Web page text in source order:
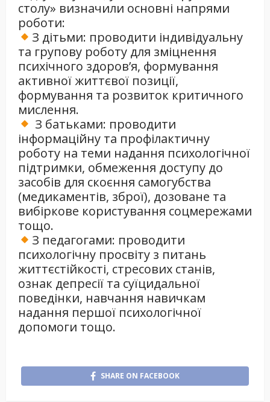
столу» визначили основні напрями
роботи:
З дітьми: проводити індивідуальну
та групову роботу для зміцнення
психічного здоров’я, формування
активної життєвої позиції,
формування та розвиток критичного
мислення.
З батьками: проводити
інформаційну та профілактичну
роботу на теми надання психологічної
підтримки, обмеження доступу до
засобів для скоєння самогубства
(медикаментів, зброї), дозоване та
вибіркове користування соцмережами
тощо.
З педагогами: проводити
психологічну просвіту з питань
життєстійкості, стресових станів,
ознак депресії та суїцидальної
поведінки, навчання навичкам
надання першої психологічної
допомоги тощо.
SHARE ON FACEBOOK